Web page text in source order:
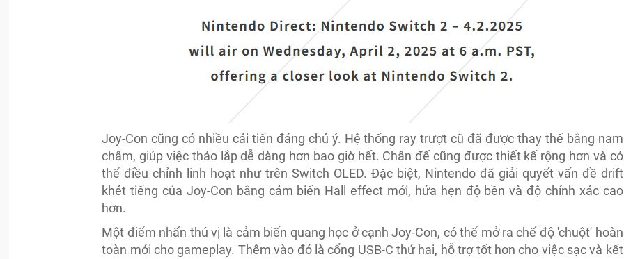
Joy-Con cũng có nhiều cải tiến đáng chú ý. Hệ thống ray trượt cũ đã được thay thế bằng nam
châm, giúp việc tháo lắp dễ dàng hơn bao giờ hết. Chân đế cũng được thiết kế rộng hơn và có
thể điều chỉnh linh hoạt như trên Switch OLED. Đặc biệt, Nintendo đã giải quyết vấn đề drift
khét tiếng của Joy-Con bằng cảm biến Hall effect mới, hứa hẹn độ bền và độ chính xác cao
hơn.
Một điểm nhấn thú vị là cảm biến quang học ở cạnh Joy-Con, có thể mở ra chế độ 'chuột' hoàn
toàn mới cho gameplay. Thêm vào đó là cổng USB-C thứ hai, hỗ trợ tốt hơn cho việc sạc và kết